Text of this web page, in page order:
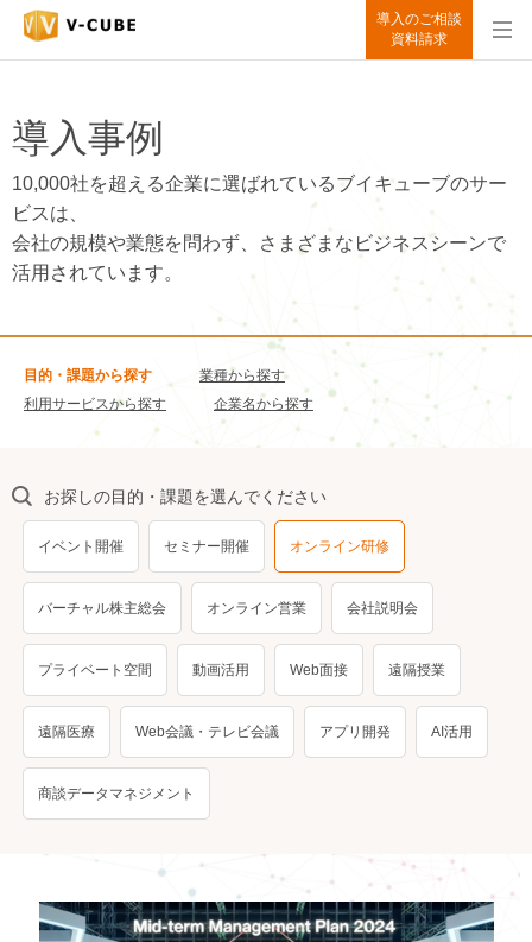
導入のご相談
資料請求
導入事例
10,000社を超える企業に選ばれているブイキューブのサー
ビスは、
会社の規模や業態を問わず、さまざまなビジネスシーンで
活用されています。
目的・課題から探す
業種から探す
利用サービスから探す
企業名から探す
お探しの目的・課題を選んでください
イベント開催 セミナー開催 オンライン研修
バーチャル株主総会 オンライン営業 会社説明会
プライベート空間 動画活用 Web面接 遠隔授業
遠隔医療 Web会議・テレビ会議 アプリ開発 AI活用
商談データマネジメント